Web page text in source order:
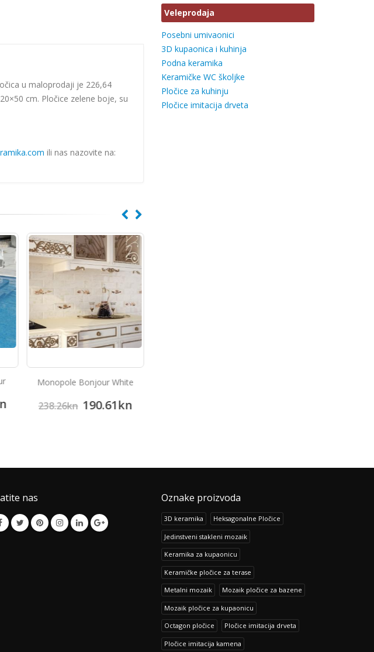
u maloprodaji je 226,64
cm. Pločice zelene boje, su
ili nas nazovite na:
Monopole Bonjour White
238.26kn 190.61kn
Veleprodaja
Posebni umivaonici
3D kupaonica i kuhinja
Podna keramika
Keramičke WC školjke
Pločice za kuhinju
Pločice imitacija drveta
nas Oznake proizvoda
3D keramika Heksagonalne Pločice
Jedinstveni stakleni mozaik
Keramika za kupaonicu
Keramičke pločice za terase
Metalni mozaik Mozaik pločice za bazene
Mozaik pločice za kupaonicu
Octagon pločice Pločice imitacija drveta
Pločice imitacija kamena